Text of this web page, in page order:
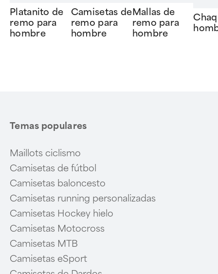
Platanito de
remo para
hombre
Camisetas de
remo para
hombre
Mallas de
remo para
hombre
Temas populares
Maillots ciclismo
Camisetas de fútbol
Camisetas baloncesto
Camisetas running personalizadas
Camisetas Hockey hielo
Camisetas Motocross
Camisetas MTB
Camisetas eSport